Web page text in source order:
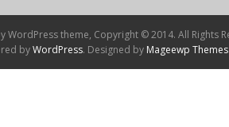
WordPress theme, Copyright © 2014. All Rights
byWordPress. Designed by Mageewp Themes